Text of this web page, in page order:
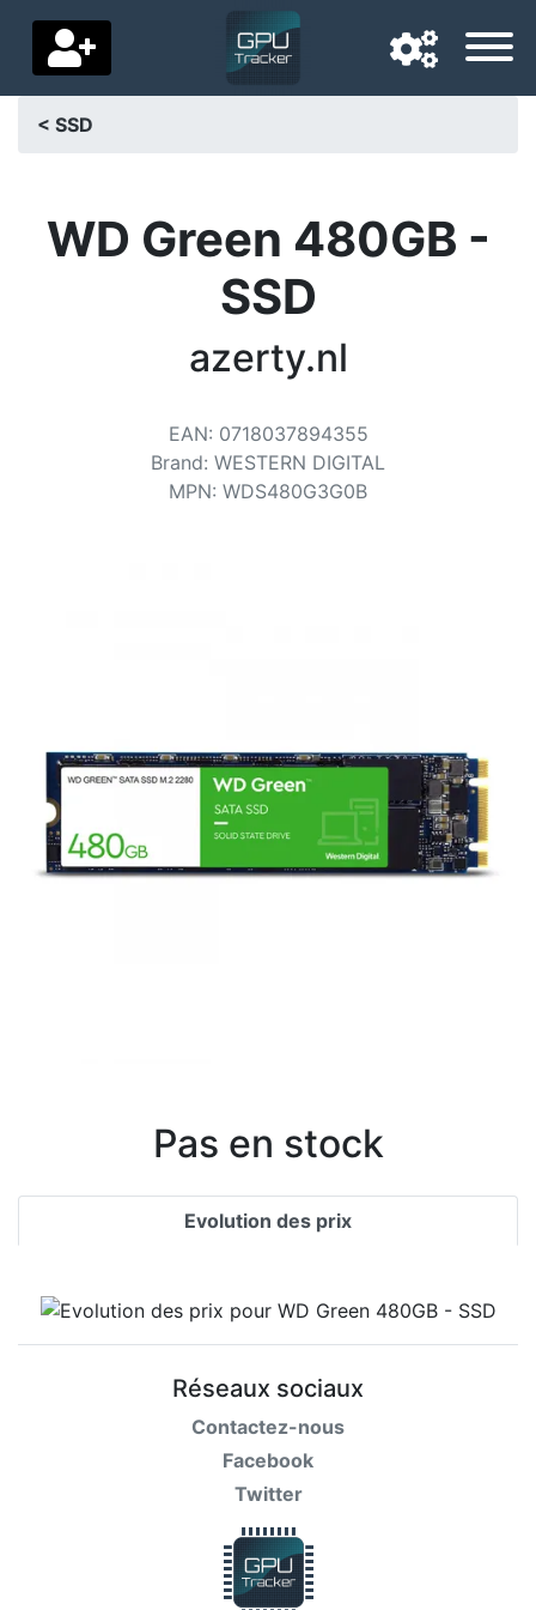
Pays de livraison
Soutenez-nous
Contactez-nous
< SSD
WD Green 480GB -
SSD
azerty.nl
EAN: 0718037894355
Brand: WESTERN DIGITAL
MPN: WDS480G3G0B
Pas en stock
Evolution des prix
Réseaux sociaux
Contactez-nous
Facebook
Twitter